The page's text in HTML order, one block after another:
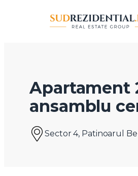
Apartament
ansamblu
Sector 4, Patinoarul